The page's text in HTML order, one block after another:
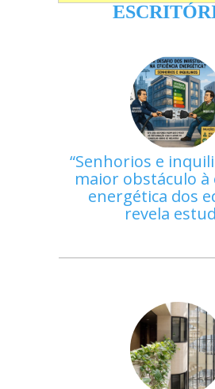
Senhorios e
maior obstáculo à
energética dos
revela